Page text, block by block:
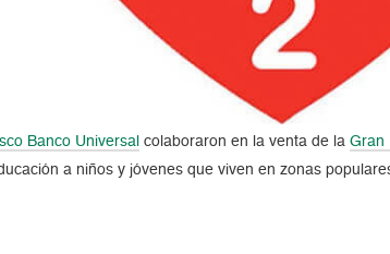
Banco Universal colaboraron en la venta de laGran
a niños y jóvenes que viven en zonas